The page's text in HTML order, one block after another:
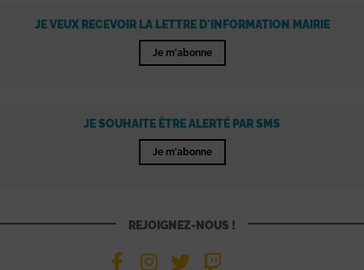
JE VEUX RECEVOIR LA LETTRE D'INFORMATION MAIRIE
Je m'abonne
JE SOUHAITE ÊTRE ALERTÉ PAR SMS
Je m'abonne
REJOIGNEZ-NOUS !